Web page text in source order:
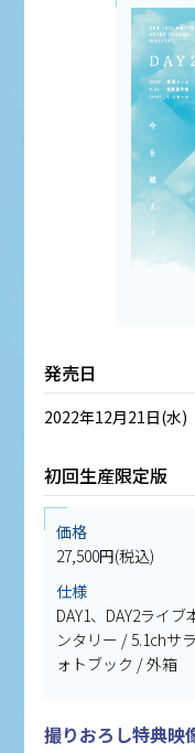
発売日
2022年12月21日(水)
初回生産限定版
価格
27,500円(税込)
仕様
DAY1、DAY2ライ
ンタリー / 5.1chサ
ォトブック / 外箱
撮りおろし特典映